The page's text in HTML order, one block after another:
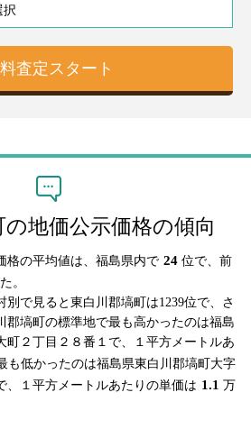
地価公示価格の傾向
格の平均値は、福島県内で 24 位で、前
。
別で見ると東白川郡塙町は1239位で、さ
郡塙町の標準地で最も高かったのは福島
町２丁目２８番１で、１平方メートルあ
も低かったのは福島県東白川郡塙町大字
、１平方メートルあたりの単価は 1.1 万